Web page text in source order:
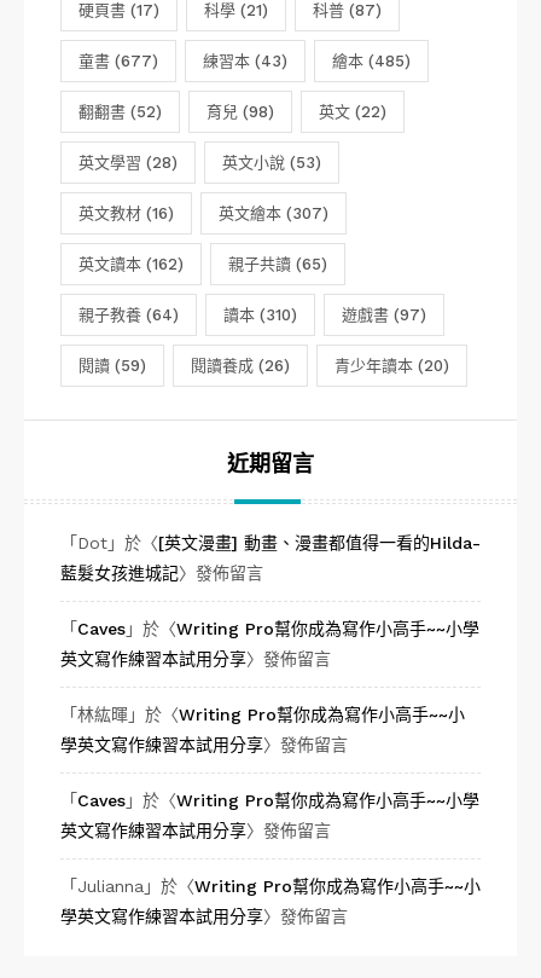
硬頁書 (17) 科學 (21) 科普 (87)
童書 (677) 練習本 (43) 繪本 (485)
翻翻書 (52) 育兒 (98) 英文 (22)
英文學習 (28) 英文小說 (53)
英文教材 (16) 英文繪本 (307)
英文讀本 (162) 親子共讀 (65)
親子教養 (64) 讀本 (310) 遊戲書 (97)
閱讀 (59) 閱讀養成 (26) 青少年讀本 (20)
近期留言
「 Dot」於〈[英文漫畫] 動畫、漫畫都值得一看的Hilda-
藍髮女孩進城記〉發佈留言
「 Caves」於〈Writing Pro幫你成為寫作小高手~~小學
英文寫作練習本試用分享〉發佈留言
「林紘暉」於〈Writing Pro幫你成為寫作小高手~~小
學英文寫作練習本試用分享〉發佈留言
「 Caves」於〈Writing Pro幫你成為寫作小高手~~小學
英文寫作練習本試用分享〉發佈留言
「 Julianna」於〈Writing Pro幫你成為寫作小高手~~小
學英文寫作練習本試用分享〉發佈留言